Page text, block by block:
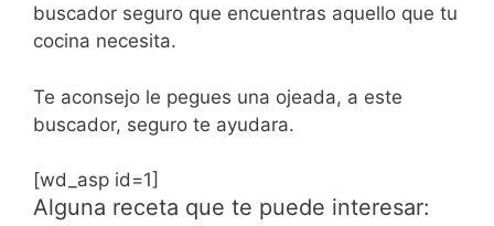
buscador seguro que encuentras aquello que tu
cocina necesita.
Te aconsejo le pegues una ojeada, a este
buscador, seguro te ayudara.
[wd_asp id=1]
Alguna receta que te puede interesar: